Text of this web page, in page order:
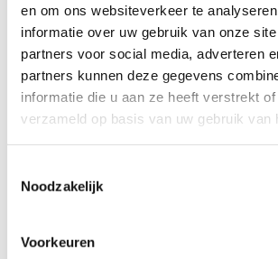
en om ons websiteverkeer te
informatie over uw gebruik van onze
partners voor social media, adverteren
partners kunnen deze gegevens
informatie die u aan ze heeft verstrekt
verzameld op basis van uw gebruik van
Noodzakelijk
Voorkeuren
zijn een tweede natuur geworden.
mensen en groepsdynamieken gaat ze
aan de slag, vanuit een zin voor
ideeën en een aanhoudend positivisme.
individuen en teams tot zelfontwikkeling,
en resultaten te stimuleren.